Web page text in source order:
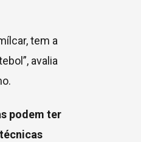
tem a
avalia
podem ter